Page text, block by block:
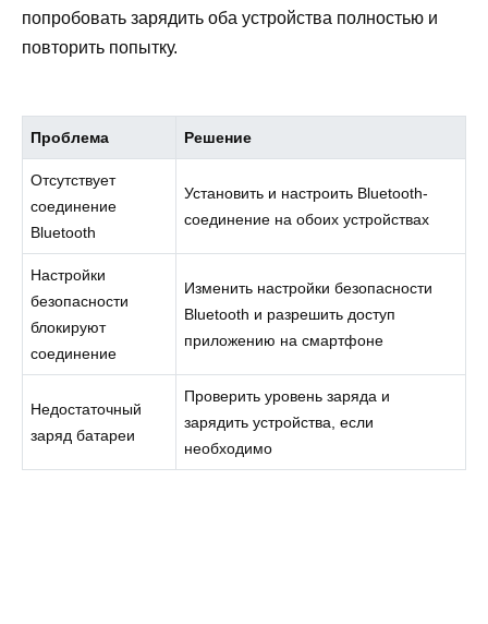
попробовать зарядить оба устройства полностью и
повторить попытку.
Проблема Решение
Отсутствует
соединение
Bluetooth
Установить и настроить Bluetooth-
соединение на обоих устройствах
Настройки
безопасности
блокируют
соединение
Изменить настройки безопасности
Bluetooth и разрешить доступ
приложению на смартфоне
Недостаточный
заряд батареи
Проверить уровень заряда и
зарядить устройства, если
необходимо